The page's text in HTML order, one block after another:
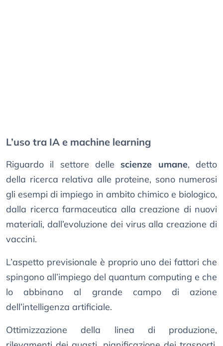
L’uso tra IA e machine learning
Riguardo il settore delle scienze umane, detto
della ricerca relativa alle proteine, sono numerosi
gli esempi di impiego in ambito chimico e biologico,
dalla ricerca farmaceutica alla creazione di nuovi
materiali, dall’evoluzione dei virus alla creazione di
vaccini.
L’aspetto previsionale è proprio uno dei fattori che
spingono all’impiego del quantum computing e che
lo abbinano al grande campo di azione
dell’intelligenza artificiale.
Ottimizzazione della linea di produzione,